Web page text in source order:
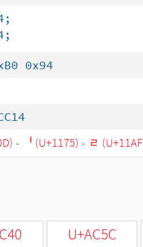
0x94
- ᅵ (U+1175) - ᆯ
U+AC5C